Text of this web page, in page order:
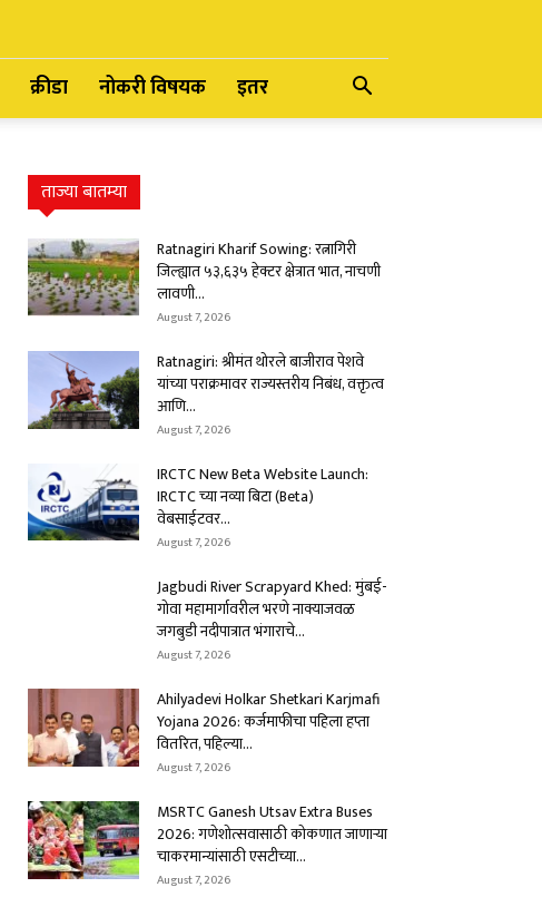
क्रीडा नोकरी विषयक इतर
ताज्या बातम्या
Ratnagiri Kharif Sowing: रत्नागिरी
जिल्ह्यात ५३,६३५ हेक्टर क्षेत्रात भात, नाचणी
लावणी...
August 7, 2026
Ratnagiri: श्रीमंत थोरले बाजीराव पेशवे
यांच्या पराक्रमावर राज्यस्तरीय निबंध, वक्तृत्व
आणि...
August 7, 2026
IRCTC New Beta Website Launch:
IRCTC च्या नव्या बिटा (Beta)
वेबसाईटवर...
August 7, 2026
Jagbudi River Scrapyard Khed: मुंबई-
गोवा महामार्गावरील भरणे नाक्याजवळ
जगबुडी नदीपात्रात भंगाराचे...
August 7, 2026
Ahilyadevi Holkar Shetkari Karjmafi
Yojana 2026: कर्जमाफीचा पहिला हप्ता
वितरित, पहिल्या...
August 7, 2026
MSRTC Ganesh Utsav Extra Buses
2026: गणेशोत्सवासाठी कोकणात जाणाऱ्या
चाकरमान्यांसाठी एसटीच्या...
August 7, 2026